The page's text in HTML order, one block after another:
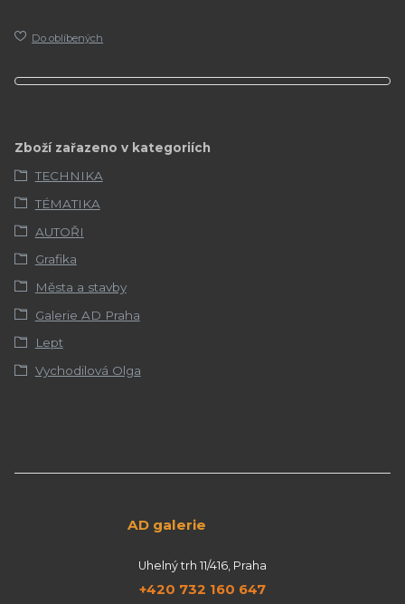
Do oblíbených
Zboží zařazeno v kategoriích
TECHNIKA
TÉMATIKA
AUTOŘI
Grafika
Města a stavby
Galerie AD Praha
Lept
Vychodilová Olga
AD galerie
Uhelný trh 11/416, Praha
+420 732 160 647